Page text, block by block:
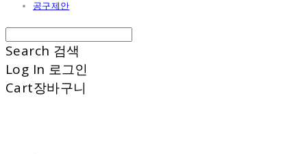
공구제안
Search 검색
Log In 로그인
Cart장바구니